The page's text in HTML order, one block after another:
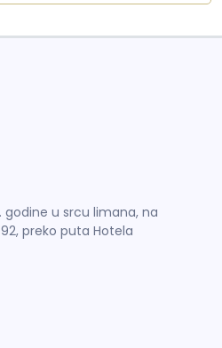
godine u srcu limana, na
preko puta Hotela